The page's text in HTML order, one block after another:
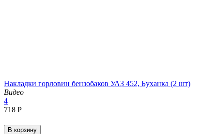
Накладки горловин бензобаков УАЗ 452, Буханка (2 шт)
Видео
4
‍718‍ Р
В корзину